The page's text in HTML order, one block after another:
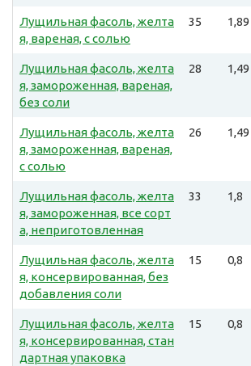
Лущильная фасоль, желта
я, вареная, с солью
35 1,89
Лущильная фасоль, желта
я, замороженная, вареная,
без соли
28 1,49
Лущильная фасоль, желта
я, замороженная, вареная,
с солью
26 1,49
Лущильная фасоль, желта
я, замороженная, все сорт
а, неприготовленная
33 1,8
Лущильная фасоль, желта
я, консервированная, без
добавления соли
15 0,8
Лущильная фасоль, желта
я, консервированная, стан
дартная упаковка
15 0,8